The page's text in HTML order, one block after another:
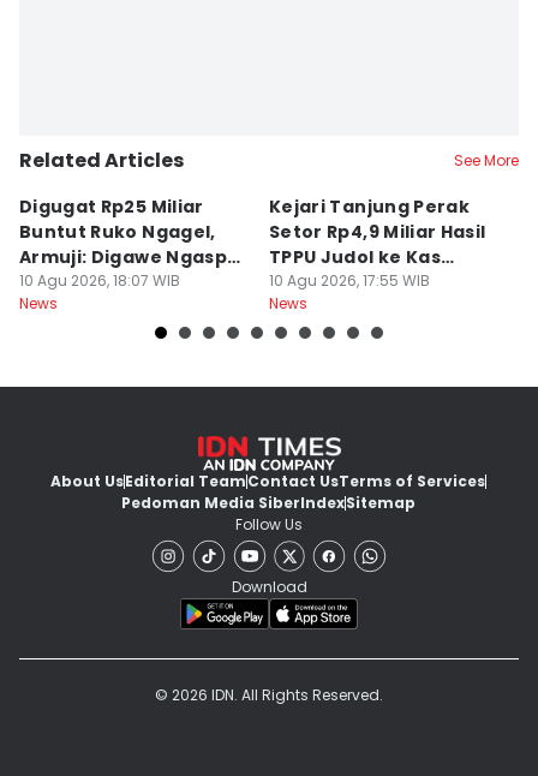
Related Articles See More
Digugat Rp25 Miliar
Buntut Ruko Ngagel,
Armuji: Digawe Ngaspal
Ae Poo
10 Agu 2026, 18:07 WIB
News
Kejari Tanjung Perak
Setor Rp4,9 Miliar Hasil
TPPU Judol ke Kas
Negara
10 Agu 2026, 17:55 WIB
News
About UsEditorial TeamContact UsTerms of Services
Pedoman Media SiberIndexSitemap
Follow Us
Download
© 2026 IDN. All Rights Reserved.